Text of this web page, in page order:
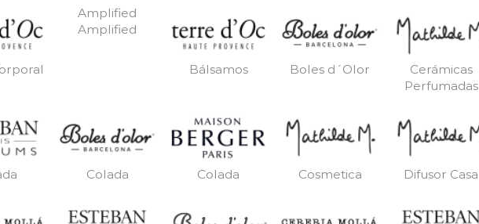
Amplified
Amplified
Bálsamos Boles d´Olor
Cerámicas
Perfumadas
Colada Colada Cosmetica Difusor Casa